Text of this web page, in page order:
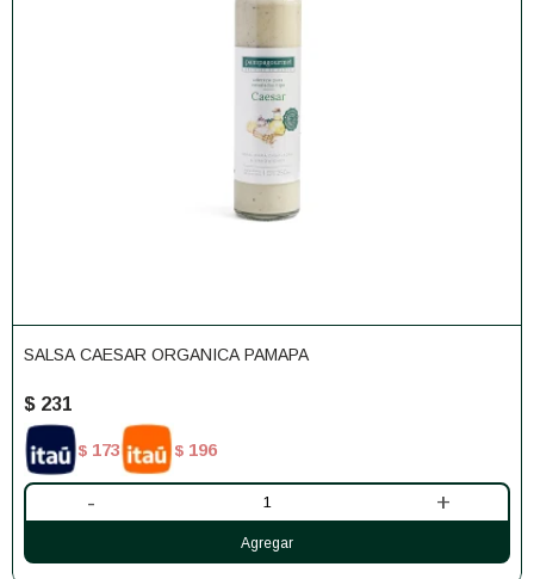
SALSA CAESAR ORGANICA PAMAPA
$ 231
$ 173 $ 196
- +